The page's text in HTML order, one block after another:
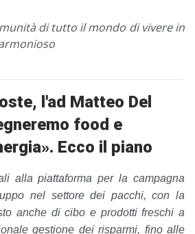
di tutto il mondo di vivere in
l'ad Matteo Del
food e
Ecco il piano
alla piattaforma per la campagna
nel settore dei pacchi, con la
anche di cibo e prodotti freschi a
gestione dei risparmi, fino alle